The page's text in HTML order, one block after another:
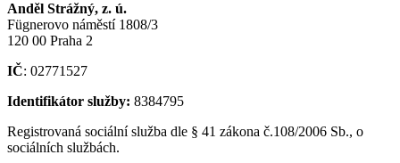
Anděl Strážný, z. ú.
Fügnerovo náměstí 1808/3
120 00 Praha 2
IČ: 02771527
Identifikátor služby: 8384795
Registrovaná sociální služba dle § 41 zákona č.108/2006 Sb., o
sociálních službách.